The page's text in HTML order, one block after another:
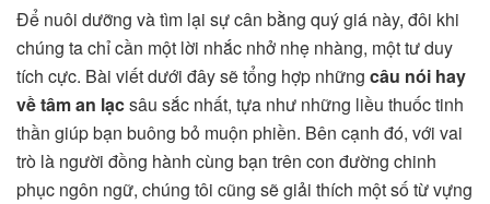
Để nuôi dưỡng và tìm lại sự cân bằng quý giá này, đôi khi
chúng ta chỉ cần một lời nhắc nhở nhẹ nhàng, một tư duy
tích cực. Bài viết dưới đây sẽ tổng hợp những câu nói hay
về tâm an lạcsâu sắc nhất, tựa như những liều thuốc tinh
thần giúp bạn buông bỏ muộn phiền. Bên cạnh đó, với vai
trò là người đồng hành cùng bạn trên con đường chinh
phục ngôn ngữ, chúng tôi cũng sẽ giải thích một số từ vựng